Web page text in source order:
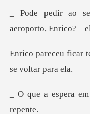
Baixar App
aero